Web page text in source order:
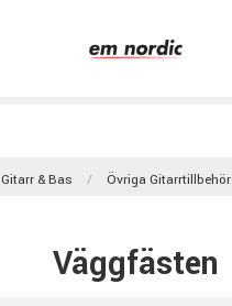
Gitarr & Bas Övriga Gitarrtillbehör
Väggfästen